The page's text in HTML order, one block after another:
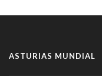
ASTURIAS MUNDIAL